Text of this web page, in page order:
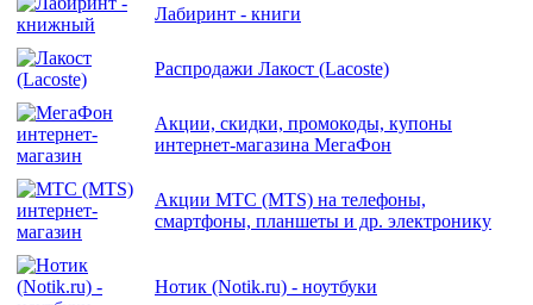
Лабиринт - книги
Распродажи Лакост (Lacoste)
Акции, скидки, промокоды, купоны
интернет-магазина МегаФон
Акции МТС (MTS) на телефоны,
смартфоны, планшеты и др. электронику
Нотик (Notik.ru) - ноутбуки